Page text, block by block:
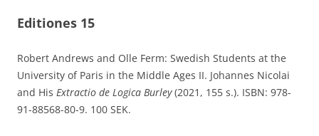
Editiones 15
Robert Andrews and Olle Ferm: Swedish Students at the
University of Paris in the Middle Ages II. Johannes Nicolai
and His Extractio de Logica Burley(2021, 155 s.). ISBN: 978-
91-88568-80-9. 100 SEK.